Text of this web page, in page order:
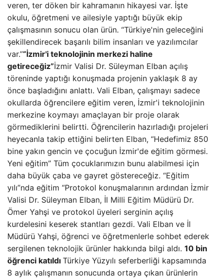
veren, ter döken bir kahramanın hikayesi var. İşte
okulu, öğretmeni ve ailesiyle yaptığı büyük ekip
çalışmasının sonucu olan ürün. “Türkiye'nin geleceğini
şekillendirecek başarılı bilim insanları ve yazılımcılar
var.”“İzmir'i teknolojinin merkezi haline
getireceğiz”İzmir Valisi Dr. Süleyman Elban açılış
töreninde yaptığı konuşmada projenin yaklaşık 8 ay
önce başladığını anlattı. Vali Elban, çalışmayı sadece
okullarda öğrencilere eğitim veren, İzmir'i teknolojinin
merkezine koymayı amaçlayan bir proje olarak
görmediklerini belirtti. Öğrencilerin hazırladığı projeleri
heyecanla takip ettiğini belirten Elban, “Hedefimiz 850
bine yakın gencin ve çocuğun İzmir'de eğitim görmesi.
Yeni eğitim” Tüm çocuklarımızın bunu alabilmesi için
daha büyük çaba ve gayret göstereceğiz. “Eğitim
yılı”nda eğitim “Protokol konuşmalarının ardından İzmir
Valisi Dr. Süleyman Elban, İl Milli Eğitim Müdürü Dr.
Ömer Yahşi ve protokol üyeleri serginin açılış
kurdelesini keserek stantları gezdi. Vali Elban ve İl
Müdürü Yahşi, öğrenci ve öğretmenlerle sohbet ederek
sergilenen teknolojik ürünler hakkında bilgi aldı. 10 bin
öğrenci katıldı Türkiye Yüzyılı seferberliği kapsamında
8 aylık çalışmanın sonucunda ortaya çıkan ürünlerin